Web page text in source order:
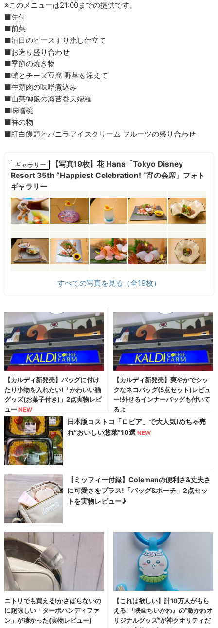
※このメニューは21:00までの提供です。
■先付
■前菜
■油目のピースすり流し仕立て
■お造り盛り合わせ
■季節の焼き物
■蛸とチーズ豆腐 野菜を添えて
■牛頬肉の味噌煮込み
■山菜御飯の海苔巻天婦羅
■味噌椀
■香の物
■紅白饅頭とバニラアイスクリーム フルーツの盛り合わせ
ギャラリー
【写真19枚】花 Hana「Tokyo Disney
Resort 35th “Happiest Celebration! ”宵の会席」フォト
ギャラリー
すべての写真を見る（全19枚）